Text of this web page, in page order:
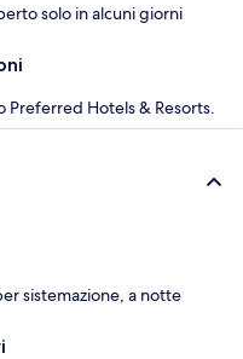
solo in alcuni giorni
Hotels & Resorts.
sistemazione, a notte